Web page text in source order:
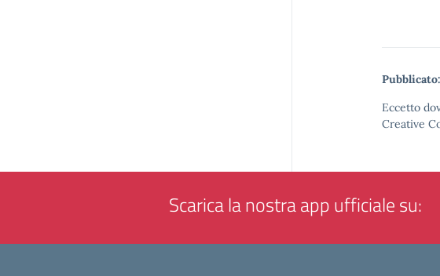
Pubblicato:
Eccetto
Creative
Scarica la nostra app ufficiale su: